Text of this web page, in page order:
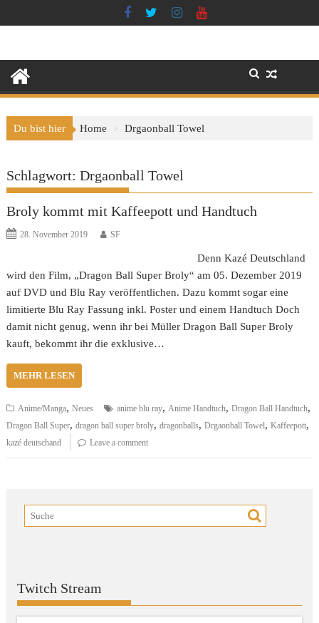
to
Du bist hier Home Drgaonball Towel
Schlagwort:Drgaonball Towel
Broly kommt mit Kaffeepott und Handtuch
28. November 2019 SF
Denn Kazé Deutschland
wird den Film, „Dragon Ball Super Broly“ am 05. Dezember 2019
auf DVD und Blu Ray veröffentlichen. Dazu kommt sogar eine
limitierte Blu Ray Fassung inkl. Poster und einem Handtuch Doch
damit nicht genug, wenn ihr bei Müller Dragon Ball Super Broly
kauft, bekommt ihr die exklusive…
MEHR LESEN
Anime/Manga,Neues anime blu ray, Anime Handtuch,Dragon Ball Handtuch,
Dragon Ball Super,dragon ball super broly,dragonballs,Drgaonball Towel,Kaffeepott,
kazé deutschand Leave a comment
Twitch Stream